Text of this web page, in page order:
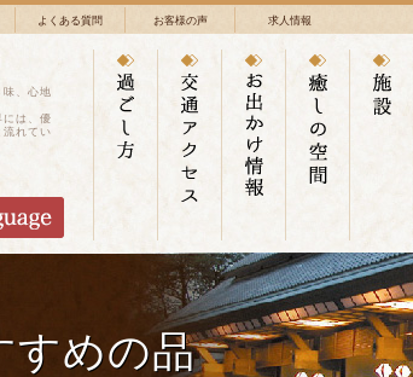
よくある質問 お客様の声 求人情報
味、心地
には、優
流れてい
すめの品